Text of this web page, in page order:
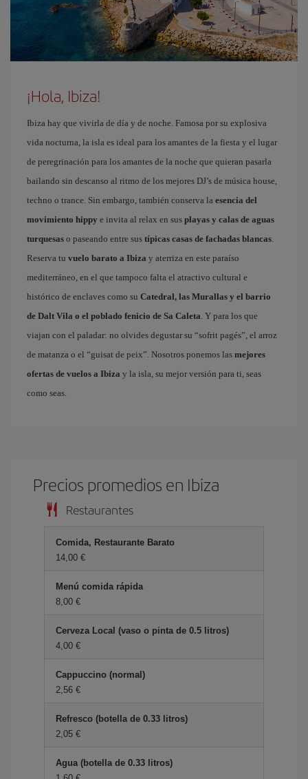
¡Hola, Ibiza!
Ibiza hay que vivirla de día y de noche. Famosa por su explosiva
vida nocturna, la isla es ideal para los amantes de la fiesta y el lugar
de peregrinación para los amantes de la noche que quieran pasarla
bailando sin descanso al ritmo de los mejores DJ’s de música house,
techno o trance. Sin embargo, también conserva la esencia del
movimiento hippy e invita al relax en sus playas y calas de aguas
turquesas o paseando entre sus típicas casas de fachadas blancas.
Reserva tu vuelo barato a Ibiza y aterriza en este paraíso
mediterráneo, en el que tampoco falta el atractivo cultural e
histórico de enclaves como su Catedral, las Murallas y el barrio
de Dalt Vila o el poblado fenicio de Sa Caleta. Y para los que
viajan con el paladar: no olvides degustar su “sofrit pagés”, el arroz
de matanza o el “guisat de peix”. Nosotros ponemos las mejores
ofertas de vuelos a Ibiza y la isla, su mejor versión para ti, seas
como seas.
Precios promedios en Ibiza
Restaurantes
Comida, Restaurante Barato
14,00 €
Menú comida rápida
8,00 €
Cerveza Local (vaso o pinta de 0.5 litros)
4,00 €
Cappuccino (normal)
2,56 €
Refresco (botella de 0.33 litros)
2,05 €
Agua (botella de 0.33 litros)